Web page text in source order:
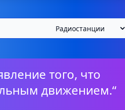
того, что
движением.“